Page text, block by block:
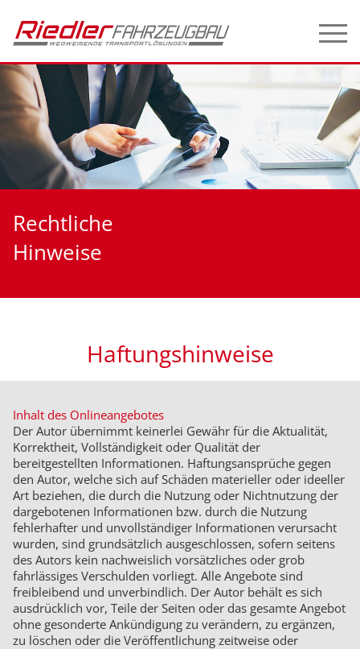
Rechtliche
Hinweise
Haftungshinweise
Inhalt des Onlineangebotes
Der Autor übernimmt keinerlei Gewähr für die Aktualität,
Korrektheit, Vollständigkeit oder Qualität der
bereitgestellten Informationen. Haftungsansprüche gegen
den Autor, welche sich auf Schäden materieller oder ideeller
Art beziehen, die durch die Nutzung oder Nichtnutzung der
dargebotenen Informationen bzw. durch die Nutzung
fehlerhafter und unvollständiger Informationen verursacht
wurden, sind grundsätzlich ausgeschlossen, sofern seitens
des Autors kein nachweislich vorsätzliches oder grob
fahrlässiges Verschulden vorliegt. Alle Angebote sind
freibleibend und unverbindlich. Der Autor behält es sich
ausdrücklich vor, Teile der Seiten oder das gesamte Angebot
ohne gesonderte Ankündigung zu verändern, zu ergänzen,
zu löschen oder die Veröffentlichung zeitweise oder